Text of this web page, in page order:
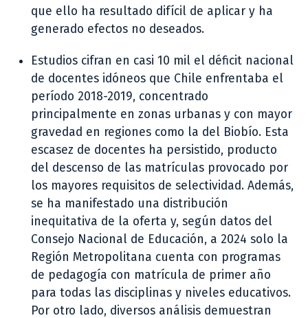
que ello ha resultado difícil de aplicar y ha
generado efectos no deseados.
Estudios cifran en casi 10 mil el déficit nacional
de docentes idóneos que Chile enfrentaba el
período 2018-2019, concentrado
principalmente en zonas urbanas y con mayor
gravedad en regiones como la del Biobío. Esta
escasez de docentes ha persistido, producto
del descenso de las matrículas provocado por
los mayores requisitos de selectividad. Además,
se ha manifestado una distribución
inequitativa de la oferta y, según datos del
Consejo Nacional de Educación, a 2024 solo la
Región Metropolitana cuenta con programas
de pedagogía con matrícula de primer año
para todas las disciplinas y niveles educativos.
Por otro lado, diversos análisis demuestran